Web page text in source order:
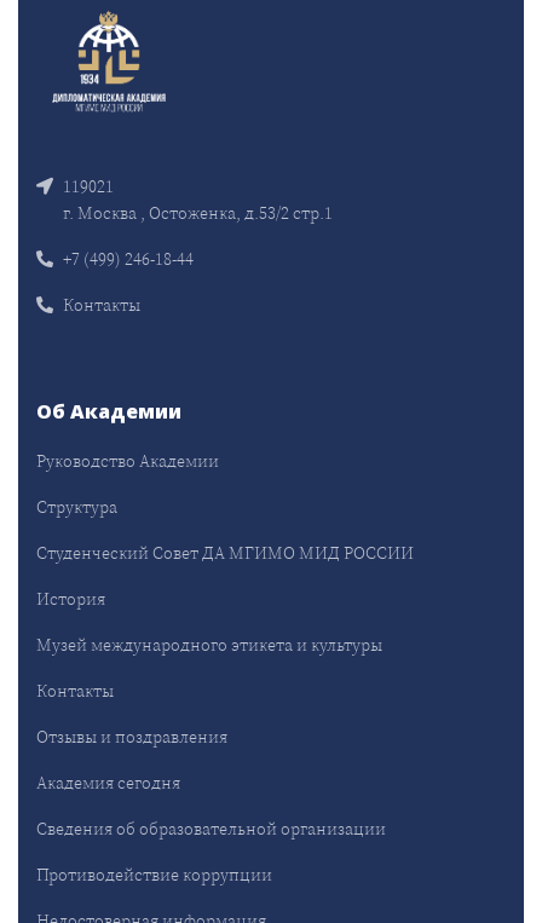
119021
г. Москва , Остоженка, д.53/2 стр.1
+7 (499) 246-18-44
Контакты
Об Академии
Руководство Академии
Структура
Студенческий Совет ДА МГИМО МИД РОССИИ
История
Музей международного этикета и культуры
Контакты
Отзывы и поздравления
Академия сегодня
Сведения об образовательной организации
Противодействие коррупции